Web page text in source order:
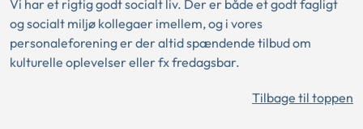
Vi har et rigtig godt socialt liv. Der er både et godt fagligt
og socialt miljø kollegaer imellem, og i vores
personaleforening er der altid spændende tilbud om
kulturelle oplevelser eller fx fredagsbar.
Tilbage til toppen